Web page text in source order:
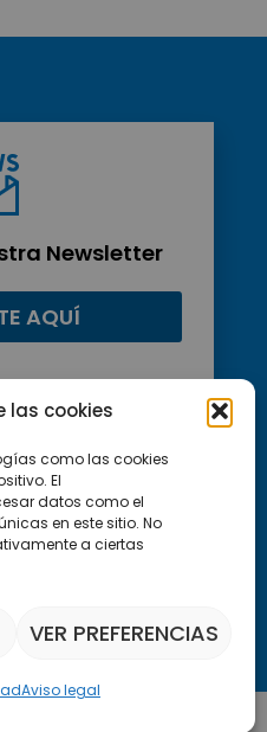
las cookies
como las cookies
El
datos como el
en este sitio. No
a ciertas
VER PREFERENCIAS
Aviso legal
Newsletter
AQUÍ